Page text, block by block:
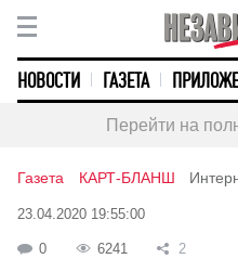
НОВОСТИ ГАЗЕТА
Перейти на
Газета КАРТ-БЛАНШ
23.04.2020 19:55:00
0 6241 2